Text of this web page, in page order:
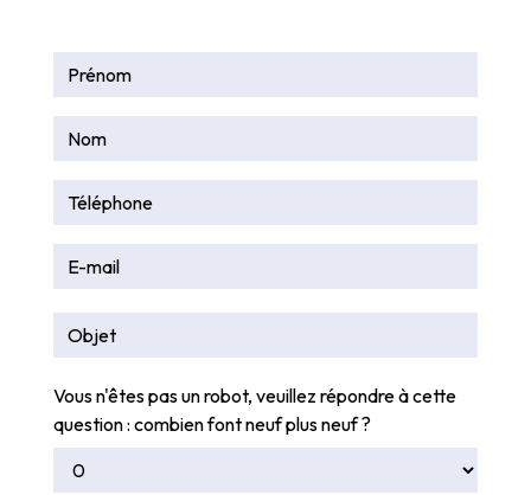
Vous n'êtes pas un robot, veuillez répondre à cette
question : combien font neuf plus neuf ?